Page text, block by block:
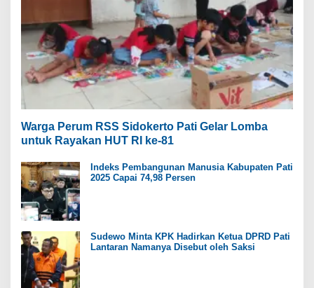
Warga Perum RSS Sidokerto Pati Gelar Lomba
untuk Rayakan HUT RI ke-81
Indeks Pembangunan Manusia Kabupaten Pati
2025 Capai 74,98 Persen
Sudewo Minta KPK Hadirkan Ketua DPRD Pati
Lantaran Namanya Disebut oleh Saksi